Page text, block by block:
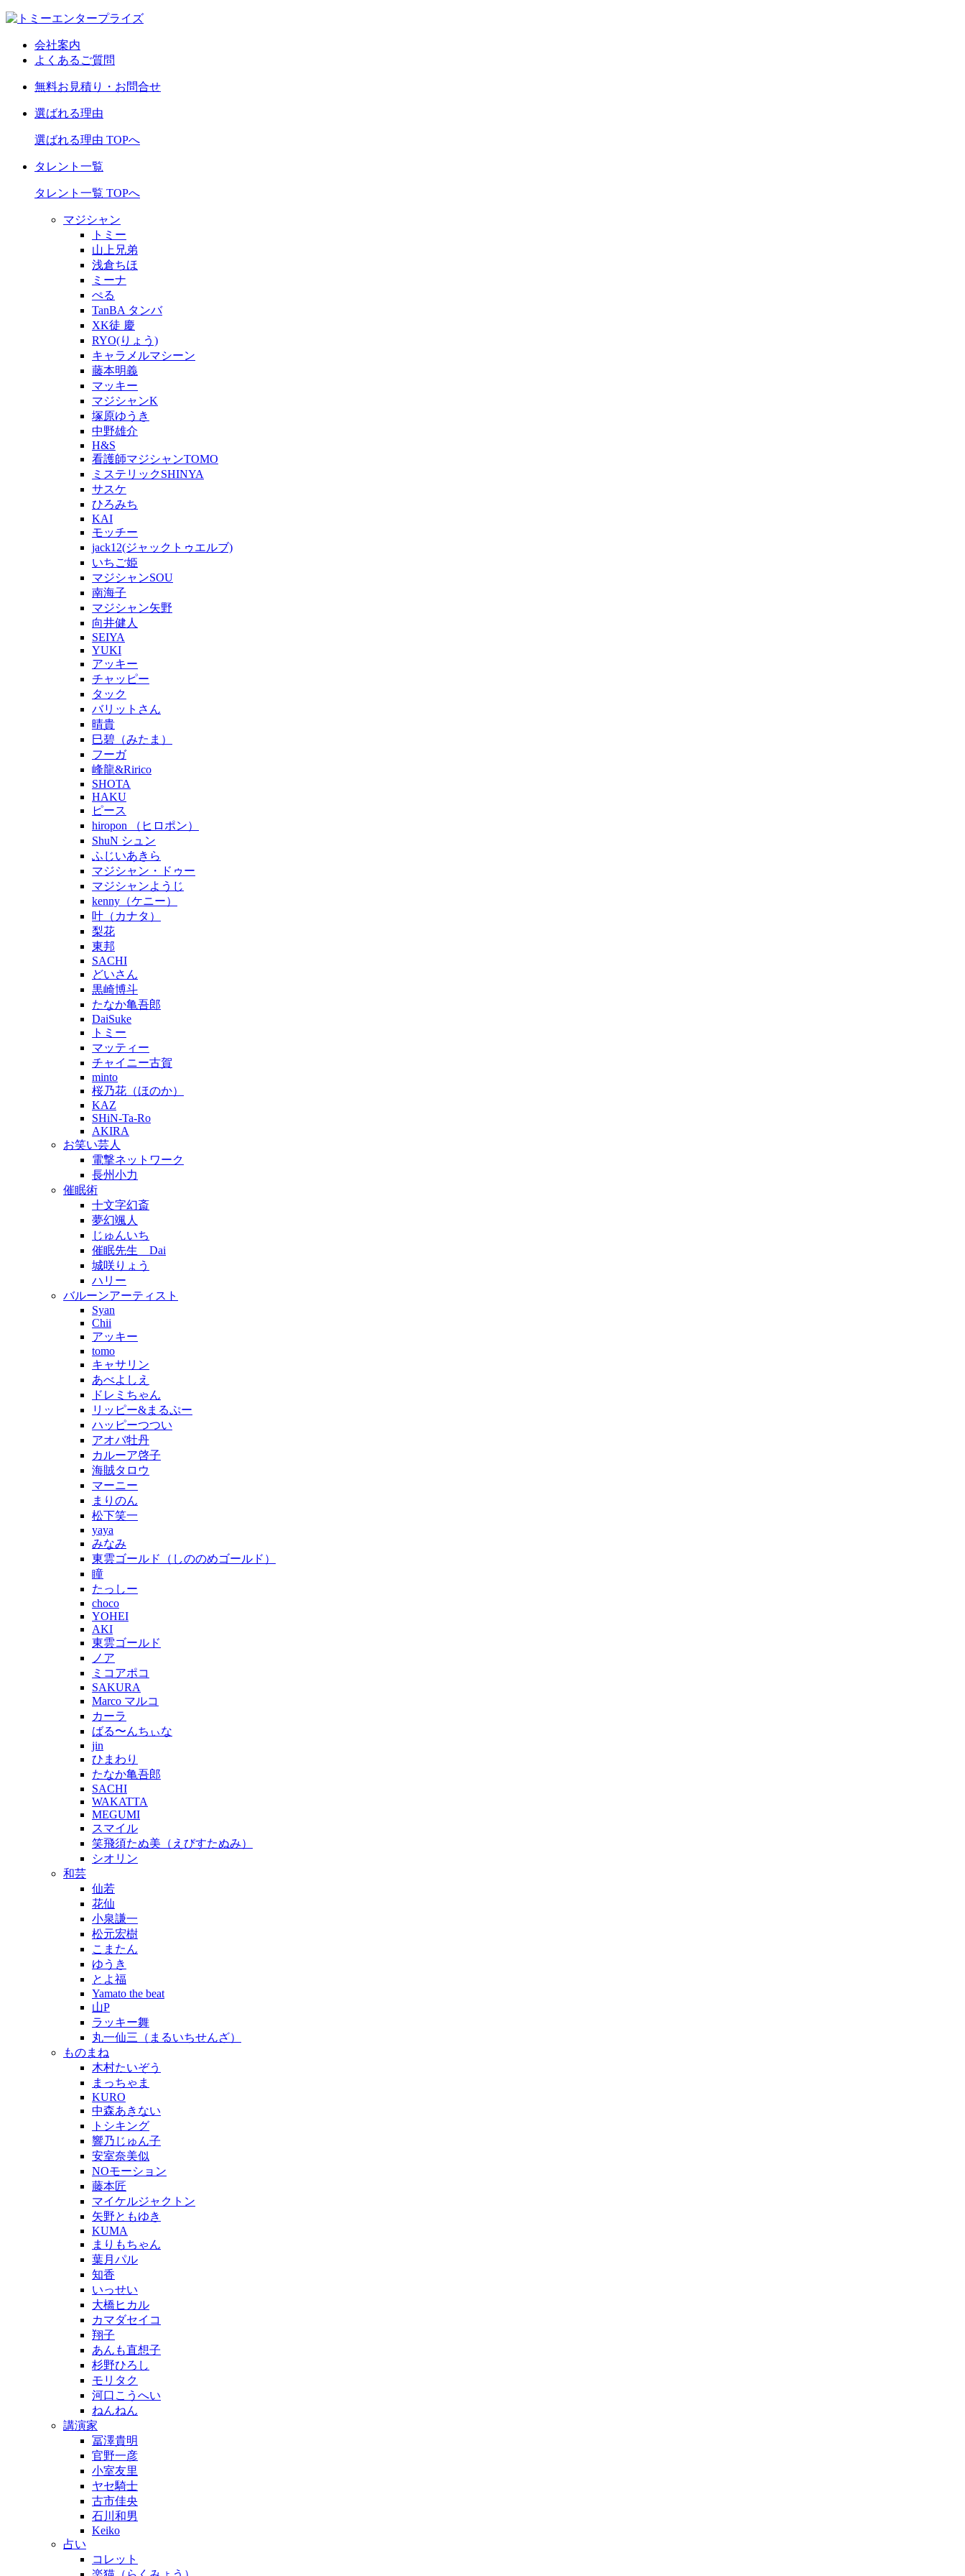
会社案内
よくあるご質問
無料お見積り・お問合せ
選ばれる理由
選ばれる理由 TOPへ
タレント一覧
タレント一覧 TOPへ
マジシャン
トミー
山上兄弟
浅倉ちほ
ミーナ
ぺる
TanBA タンバ
XK徒 慶
RYO(りょう)
キャラメルマシーン
藤本明義
マッキー
マジシャンK
塚原ゆうき
中野雄介
H&S
看護師マジシャンTOMO
ミステリックSHINYA
サスケ
ひろみち
KAI
モッチー
jack12(ジャックトゥエルブ)
いちご姫
マジシャンSOU
南海子
マジシャン矢野
向井健人
SEIYA
YUKI
アッキー
チャッピー
タック
バリットさん
晴貴
巳碧（みたま）
フーガ
峰龍&Ririco
SHOTA
HAKU
ピース
hiropon （ヒロポン）
ShuN シュン
ふじいあきら
マジシャン・ドゥー
マジシャンようじ
kenny（ケニー）
叶（カナタ）
梨花
東邦
SACHI
どいさん
黒崎博斗
たなか亀吾郎
DaiSuke
トミー
マッティー
チャイニー古賀
minto
桜乃花（ほのか）
KAZ
SHiN-Ta-Ro
AKIRA
お笑い芸人
電撃ネットワーク
長州小力
催眠術
十文字幻斎
夢幻颯人
じゅんいち
催眠先生 Dai
城咲りょう
ハリー
バルーンアーティスト
Syan
Chii
アッキー
tomo
キャサリン
あべよしえ
ドレミちゃん
リッピー&まるぷー
ハッピーつつい
アオバ牡丹
カルーア啓子
海賊タロウ
マーニー
まりのん
松下笑一
yaya
みなみ
東雲ゴールド（しののめゴールド）
瞳
たっしー
choco
YOHEI
AKI
東雲ゴールド
ノア
ミコアポコ
SAKURA
Marco マルコ
カーラ
ばる〜んちぃな
jin
ひまわり
たなか亀吾郎
SACHI
WAKATTA
MEGUMI
スマイル
笑飛須たぬ美（えびすたぬみ）
シオリン
和芸
仙若
花仙
小泉謙一
松元宏樹
こまたん
ゆうき
とよ福
Yamato the beat
山P
ラッキー舞
丸一仙三（まるいちせんざ）
ものまね
木村たいぞう
まっちゃま
KURO
中森あきない
トシキング
響乃じゅん子
安室奈美似
NOモーション
藤本匠
マイケルジャクトン
矢野ともゆき
KUMA
まりもちゃん
葉月パル
知香
いっせい
大橋ヒカル
カマダセイコ
翔子
あんも直想子
杉野ひろし
モリタク
河口こうへい
ねんねん
講演家
冨澤貴明
官野一彦
小室友里
ヤセ騎士
古市佳央
石川和男
Keiko
占い
コレット